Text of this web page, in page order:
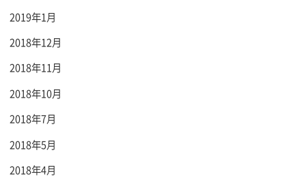
2019年1月
2018年12月
2018年11月
2018年10月
2018年7月
2018年5月
2018年4月